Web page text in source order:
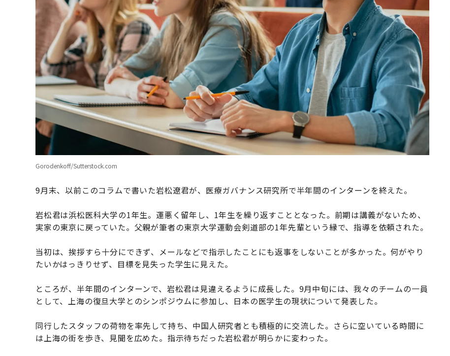
Gorodenkoff/Sutterstock.com
9月末、以前このコラムで書いた岩松遼君が、医療ガバナンス研究所で半年間のインターンを終えた。
岩松君は浜松医科大学の1年生。運悪く留年し、1年生を繰り返すこととなった。前期は講義がないため、
実家の東京に戻っていた。父親が筆者の東京大学運動会剣道部の1年先輩という縁で、指導を依頼された。
当初は、挨拶すら十分にできず、メールなどで指示したことにも返事をしないことが多かった。何がやり
たいかはっきりせず、目標を見失った学生に見えた。
ところが、半年間のインターンで、岩松君は見違えるように成長した。9月中旬には、我々のチームの一員
として、上海の復旦大学とのシンポジウムに参加し、日本の医学生の現状について発表した。
同行したスタッフの荷物を率先して持ち、中国人研究者とも積極的に交流した。さらに空いている時間に
は上海の街を歩き、見聞を広めた。指示待ちだった岩松君が明らかに変わった。